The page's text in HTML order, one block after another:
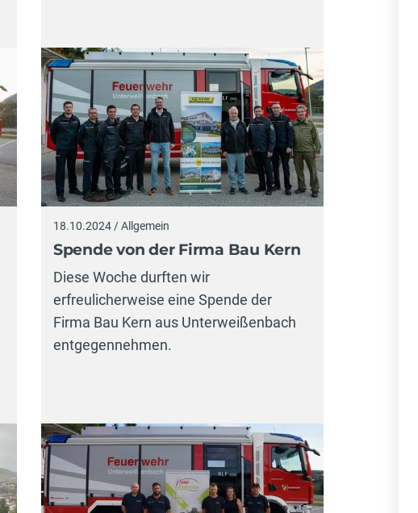
18.10.2024 / Allgemein
Spende von der Firma Bau Kern
Diese Woche durften wir
erfreulicherweise eine Spende der
Firma Bau Kern aus Unterweißenbach
entgegennehmen.